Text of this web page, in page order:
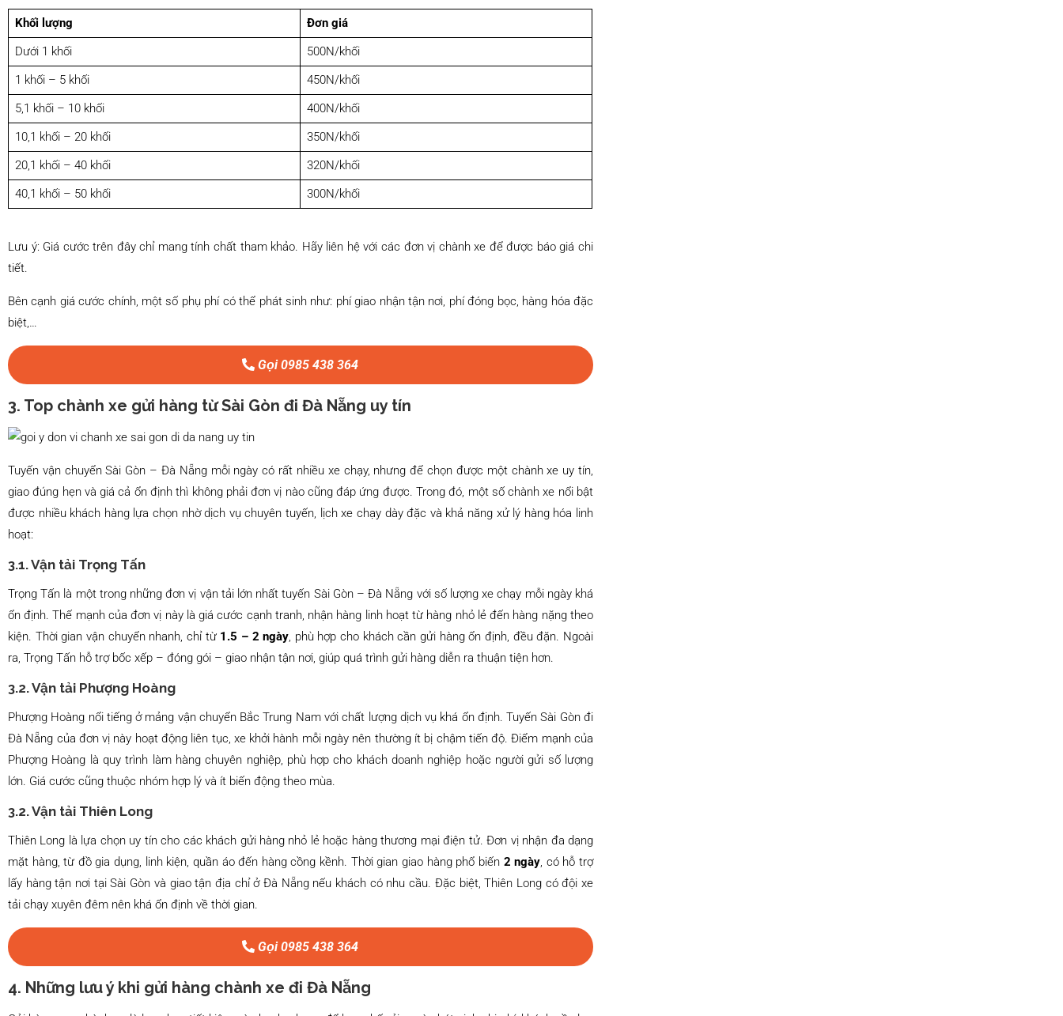
Khối lượng
Đơn giá
Dưới 1 khối
500N/khối
1 khối – 5 khối
450N/khối
5,1 khối – 10 khối
400N/khối
10,1 khối – 20 khối
350N/khối
20,1 khối – 40 khối
320N/khối
40,1 khối – 50 khối
300N/khối
Lưu ý: Giá cước trên đây chỉ mang tính chất tham khảo. Hãy liên hệ với các đơn vị chành xe để được báo giá chi
tiết.
Bên cạnh giá cước chính, một số phụ phí có thể phát sinh như: phí giao nhận tận nơi, phí đóng bọc, hàng hóa đặc
biệt,…
Gọi 0985 438 364
3. Top chành xe gửi hàng từ Sài Gòn đi Đà Nẵng uy tín
Tuyến vận chuyển Sài Gòn – Đà Nẵng mỗi ngày có rất nhiều xe chạy, nhưng để chọn được một chành xe uy tín,
giao đúng hẹn và giá cả ổn định thì không phải đơn vị nào cũng đáp ứng được. Trong đó, một số chành xe nổi bật
được nhiều khách hàng lựa chọn nhờ dịch vụ chuyên tuyến, lịch xe chạy dày đặc và khả năng xử lý hàng hóa linh
hoạt:
3.1. Vận tải Trọng Tấn
Trọng Tấn là một trong những đơn vị vận tải lớn nhất tuyến Sài Gòn – Đà Nẵng với số lượng xe chạy mỗi ngày khá
ổn định. Thế mạnh của đơn vị này là giá cước cạnh tranh, nhận hàng linh hoạt từ hàng nhỏ lẻ đến hàng nặng theo
kiện. Thời gian vận chuyển nhanh, chỉ từ 1.5 – 2 ngày, phù hợp cho khách cần gửi hàng ổn định, đều đặn. Ngoài
ra, Trọng Tấn hỗ trợ bốc xếp – đóng gói – giao nhận tận nơi, giúp quá trình gửi hàng diễn ra thuận tiện hơn.
3.2. Vận tải Phượng Hoàng
Phượng Hoàng nổi tiếng ở mảng vận chuyển Bắc Trung Nam với chất lượng dịch vụ khá ổn định. Tuyến Sài Gòn đi
Đà Nẵng của đơn vị này hoạt động liên tục, xe khởi hành mỗi ngày nên thường ít bị chậm tiến độ. Điểm mạnh của
Phượng Hoàng là quy trình làm hàng chuyên nghiệp, phù hợp cho khách doanh nghiệp hoặc người gửi số lượng
lớn. Giá cước cũng thuộc nhóm hợp lý và ít biến động theo mùa.
3.2. Vận tải Thiên Long
Thiên Long là lựa chọn uy tín cho các khách gửi hàng nhỏ lẻ hoặc hàng thương mại điện tử. Đơn vị nhận đa dạng
mặt hàng, từ đồ gia dụng, linh kiện, quần áo đến hàng cồng kềnh. Thời gian giao hàng phổ biến 2 ngày, có hỗ trợ
lấy hàng tận nơi tại Sài Gòn và giao tận địa chỉ ở Đà Nẵng nếu khách có nhu cầu. Đặc biệt, Thiên Long có đội xe
tải chạy xuyên đêm nên khá ổn định về thời gian.
Gọi 0985 438 364
4. Những lưu ý khi gửi hàng chành xe đi Đà Nẵng